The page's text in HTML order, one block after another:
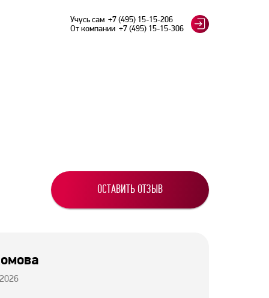
Учусь сам +7 (495) 15-15-206
От компании +7 (495) 15-15-306
ОСТАВИТЬ ОТЗЫВ